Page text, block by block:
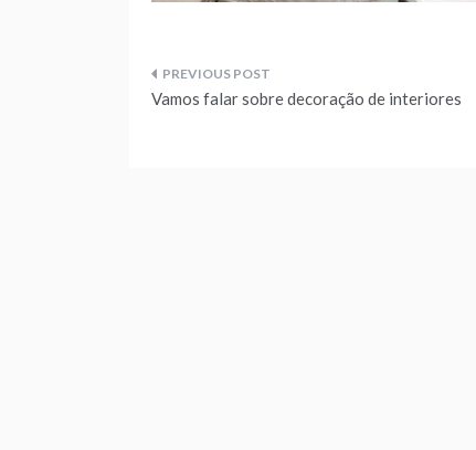
Navegação
Vamos falar sobre decoração de interiores